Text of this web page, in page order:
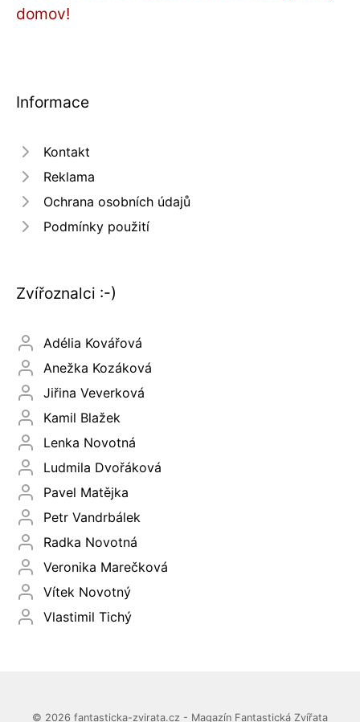
domov!
Informace
Kontakt
Reklama
Ochrana osobních údajů
Podmínky použití
Zvířoznalci :-)
Adélia Kovářová
Anežka Kozáková
Jiřina Veverková
Kamil Blažek
Lenka Novotná
Ludmila Dvořáková
Pavel Matějka
Petr Vandrbálek
Radka Novotná
Veronika Marečková
Vítek Novotný
Vlastimil Tichý
© 2026 fantasticka-zvirata.cz - Magazín Fantastická Zvířata